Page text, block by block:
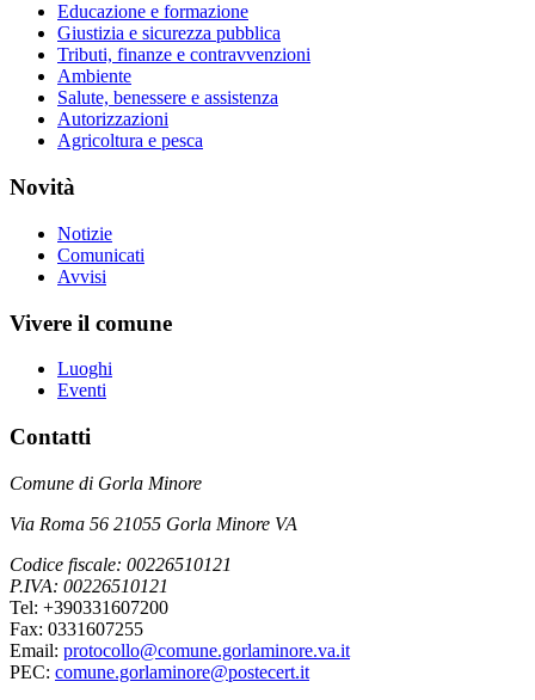
Educazione e formazione
Giustizia e sicurezza pubblica
Tributi, finanze e contravvenzioni
Ambiente
Salute, benessere e assistenza
Autorizzazioni
Agricoltura e pesca
Novità
Notizie
Comunicati
Avvisi
Vivere il comune
Luoghi
Eventi
Contatti
Comune di Gorla Minore
Via Roma 56 21055 Gorla Minore VA
Codice fiscale: 00226510121
P.IVA: 00226510121
Tel: +390331607200
Fax: 0331607255
Email: protocollo@comune.gorlaminore.va.it
PEC: comune.gorlaminore@postecert.it